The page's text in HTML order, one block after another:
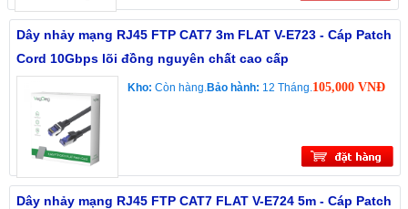
Dây nhảy mạng RJ45 FTP CAT7 3m FLAT V-E723 - Cáp Patch
Cord 10Gbps lõi đồng nguyên chất cao cấp
Kho: Còn hàng. Bảo hành: 12 Tháng. 105,000 VNĐ
Dây nhảy mạng RJ45 FTP CAT7 FLAT V-E724 5m - Cáp Patch